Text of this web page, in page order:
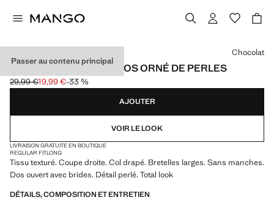
Passer au contenu principal
HAUT TEXTURÉ AVEC DOS ORNÉ DE PERLES
Prix initial barré [29,99 € ]
29,99 €
Prix actuel [19,99 € ]
19,99 €-33 %
Choisissez une couleur
Chocolat
AJOUTER
VOIR LE LOOK
LIVRAISON GRATUITE EN BOUTIQUE
REGULAR FITLONG
Tissu texturé. Coupe droite. Col drapé. Bretelles larges. Sans manches.
Dos ouvert avec brides. Détail perlé. Total look
DÉTAILS, COMPOSITION ET ENTRETIEN